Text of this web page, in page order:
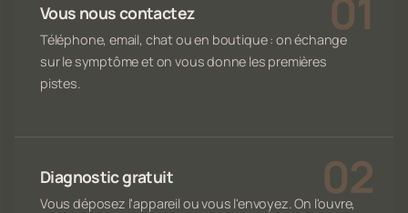
Vous nous contactez
Téléphone, email, chat ou en boutique : on échange
sur le symptôme et on vous donne les premières
pistes.
Diagnostic gratuit
Vous déposez l'appareil ou vous l'envoyez. On l'ouvre,